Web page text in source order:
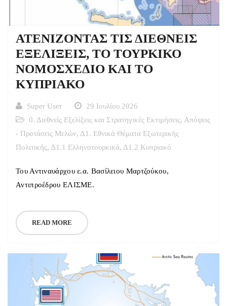
ΑΤΕΝΙΖΟΝΤΑΣ ΤΙΣ ΔΙΕΘΝΕΙΣ
ΕΞΕΛΙΞΕΙΣ, ΤΟ ΤΟΥΡΚΙΚΟ
ΝΟΜΟΣΧΕΔΙΟ ΚΑΙ ΤΟ
ΚΥΠΡΙΑΚΟ
Super User
29 Ιουλίου 2026
0. Διεθνείς Εξελίξεις και Στρατηγικές Εκτιμήσεις, Απόψεις
- Προτάσεις Μελών, Δ1. Εθνικά Θέματα Εξωτερικής
Πολιτικής, Δ1.1 Ελληνοτουρκικά, Δ1.2 Κυπριακό
Του Αντιναυάρχου ε.α. Βασίλειου Μαρτζούκου,
Αντιπροέδρου ΕΛΙΣΜΕ.
READ MORE